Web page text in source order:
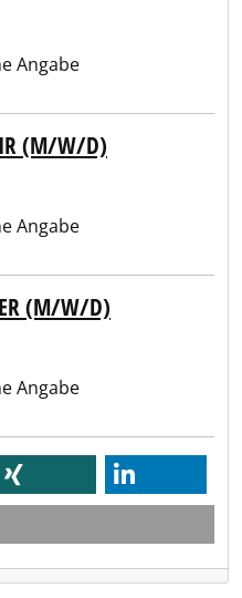
Angabe
(M/W/D)
Angabe
(M/W/D)
Angabe